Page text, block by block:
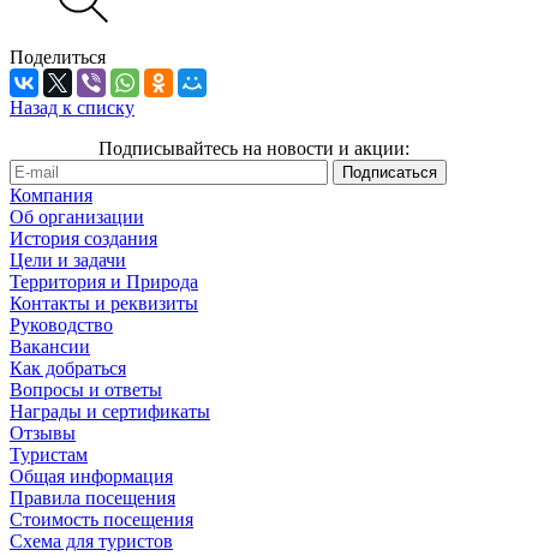
Поделиться
Назад к списку
Подписывайтесь на новости и акции:
Компания
Об организации
История создания
Цели и задачи
Территория и Природа
Контакты и реквизиты
Руководство
Вакансии
Как добраться
Вопросы и ответы
Награды и сертификаты
Отзывы
Туристам
Общая информация
Правила посещения
Стоимость посещения
Схема для туристов